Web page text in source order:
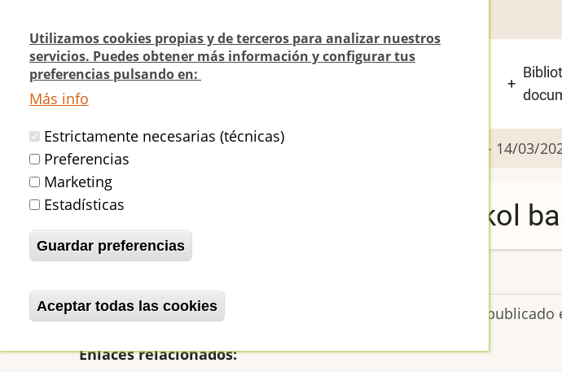
Utilizamos cookies propias y de terceros para analizar nuestros
servicios. Puedes obtener más información y configurar tus
preferencias pulsando en:
Más info
Estrictamente necesarias (técnicas)
Preferencias
Marketing
Estadísticas
Guardar preferencias
Aceptar todas las cookies
Revocar consentimiento
contenido
principal
Navegación
Actualidad
Inicio REPORTAJE "Harribitxi bat oskol barruan" (BERRIA - 14/03/
REPORTAJE "Harribitxi bat oskol
Os trasladamos a continuación el reportaje a doble página publicado
Enlaces relacionados: